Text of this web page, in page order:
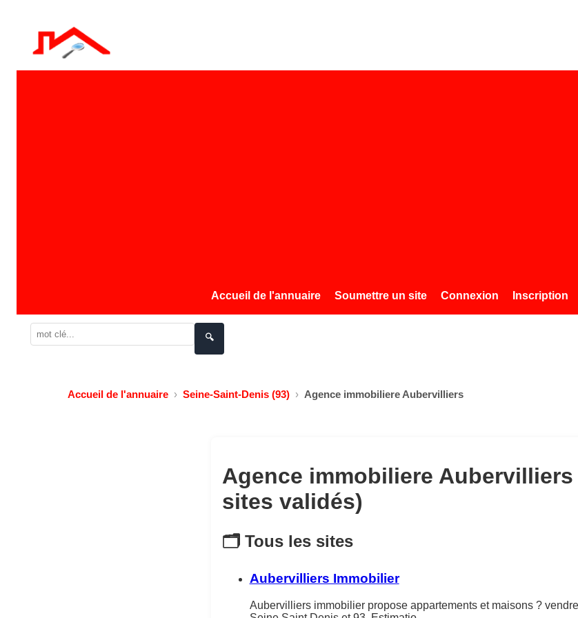
Accueil de l'annuaire Soumettre un site Connexion Inscription
🔍
Accueil de l'annuaire Seine-Saint-Denis (93) Agence immobiliere Aubervilliers
Agence immobiliere
sites validés)
🗂️ Tous les sites
Aubervilliers Immobilier
Aubervilliers immobilier propose appartements et maisons ?